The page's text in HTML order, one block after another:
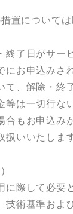
置について
終了日がサー
にお申込みさ
て、解除・終
等は一切行な
合もお申込み
扱いいたしま
に際して必要
技術基準およ